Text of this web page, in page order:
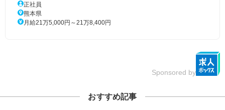
正社員
熊本県
月給21万5,000円～21万8,400円
Sponsored by
おすすめ記事